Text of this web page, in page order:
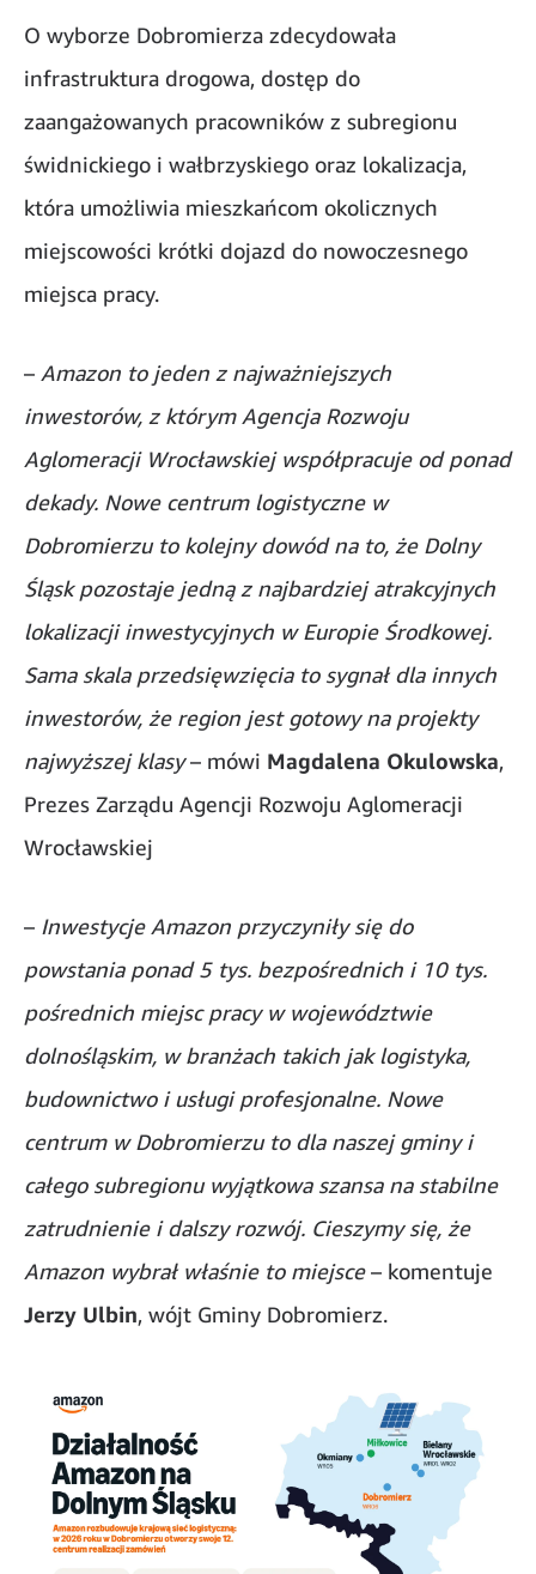
O wyborze Dobromierza zdecydowała
infrastruktura drogowa, dostęp do
zaangażowanych pracowników z subregionu
świdnickiego i wałbrzyskiego oraz lokalizacja,
która umożliwia mieszkańcom okolicznych
miejscowości krótki dojazd do nowoczesnego
miejsca pracy.
– Amazon to jeden z najważniejszych
inwestorów, z którym Agencja Rozwoju
Aglomeracji Wrocławskiej współpracuje od ponad
dekady. Nowe centrum logistyczne w
Dobromierzu to kolejny dowód na to, że Dolny
Śląsk pozostaje jedną z najbardziej atrakcyjnych
lokalizacji inwestycyjnych w Europie Środkowej.
Sama skala przedsięwzięcia to sygnał dla innych
inwestorów, że region jest gotowy na projekty
najwyższej klasy– mówi Magdalena Okulowska,
Prezes Zarządu Agencji Rozwoju Aglomeracji
Wrocławskiej
– Inwestycje Amazon przyczyniły się do
powstania ponad 5 tys. bezpośrednich i 10 tys.
pośrednich miejsc pracy w województwie
dolnośląskim, w branżach takich jak logistyka,
budownictwo i usługi profesjonalne. Nowe
centrum w Dobromierzu to dla naszej gminy i
całego subregionu wyjątkowa szansa na stabilne
zatrudnienie i dalszy rozwój. Cieszymy się, że
Amazon wybrał właśnie to miejsce– komentuje
Jerzy Ulbin, wójt Gminy Dobromierz.